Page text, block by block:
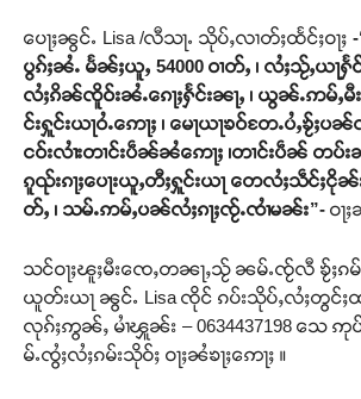
ပေႃႈၼွင်ႉ Lisa /လီသႃႉ သိုပ်ႇလၢတ်ႈထႅင်ႈဝႃႈ
ပွၵ်ႈၼႆႉ မႅၼ်ႈယူႇ 54000 ဝၢတ်ႇ ၊ လႆႈသႂ်ႇယႃႁႅ
လႆႈၵိၼ်ၸိူဝ်းၼႆႉၵေႃႈႁႅင်းၼႃႇ ၊ ယွၼ်ႉဢမ်ႇ
င်းႁူင်းယႃဝႆႉဢေႃႈ ၊ မေႃယႃၶဝ်တႄႉပႆႇၶႂ်ႈပ
ငဝ်းလၢႆးတၢင်းပဵၼ်ၼႆဢေႃႈ ၊တၢင်းပဵၼ် တပ်း
ၵူၺ်းၵႃႈပေႃးယူႇတီႈႁူင်းယႃ တေလႆႈသဵင်ႈငိုၼ်
တ်ႇ ၊ သမ်ႉဢမ်ႇပၼ်လႆႈၵႃႈၸႂ်ႉၸၢႆမၼ်း”- ဝႃ
သင်ဝႃႈၽူႈမီးၸေႇတၼႃႇသႂ် ၼမ်ႉၸႂ်လီ ၶႂ်ႈၵ
ယူတ်းယႃ ၼွင်ႉ Lisa ၸိုင် ၵပ်းသိုပ်ႇလႆႈတွင်ႈထ
လုၵ်ႈဢွၼ်ႇ မၢႆၾူၼ်း – 0634437198 သေ ဢု
မ်ႉၸွႆႈလႆႈၵမ်းသိုဝ်ႈ ဝႃႈၼႆၶႃႈဢေႃႈ ။